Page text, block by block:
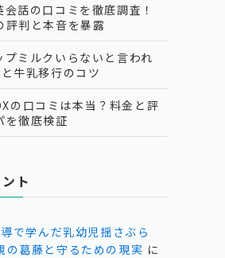
会話の口コミを徹底調査！
評判と本音を暴露
プミルクいらないと言われ
牛乳移行のコツ
の口コミは本当？料金と評
を徹底検証
ト
で学んだ乳幼児揺さぶら
の葛藤と守るための現実 に